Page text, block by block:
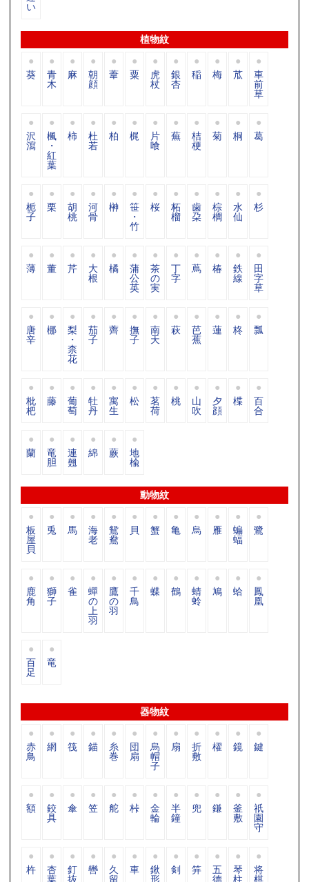
い
植物紋
葵 青
木
麻 朝
顔
葦 粟 虎
杖
銀
杏
稲 梅 苽 車
前
草
沢
瀉
楓
・
紅
葉
柿 杜
若
柏 梶 片
喰
蕪 桔
梗
菊 桐 葛
栀
子
栗 胡
桃
河
骨
榊 笹
・
竹
桜 柘
榴
歯
朶
棕
櫚
水
仙
杉
薄 董 芹 大
根
橘 蒲
公
英
茶
の
実
丁
字
蔦 椿 鉄
線
田
字
草
唐
辛
梛 梨
・
柰
花
茄
子
薺 撫
子
南
天
萩 芭
蕉
蓮 柊 瓢
枇
杷
藤 葡
萄
牡
丹
寓
生
松 茗
荷
桃 山
吹
夕
顔
楪 百
合
蘭 竜
胆
連
翹
綿 蕨 地
楡
動物紋
板
屋
貝
兎 馬 海
老
鴛
鴦
貝 蟹 亀 烏 雁 蝙
蝠
鷺
鹿
角
獅
子
雀 蟬
の
上
羽
鷹
の
羽
千
鳥
蝶 鶴 蜻
蛉
鳩 蛤 鳳
凰
百
足
竜
器物紋
赤
鳥
網 筏 錨 糸
巻
団
扇
烏
帽
子
扇 折
敷
櫂 鏡 鍵
額 鉸
具
傘 笠 舵 桛 金
輪
半
鐘
兜 鎌 釜
敷
祇
園
守
杵 杏
葉
釘
抜
轡 久
留
車 鍬
形
剣 笄 五
德
琴
柱
将
棋